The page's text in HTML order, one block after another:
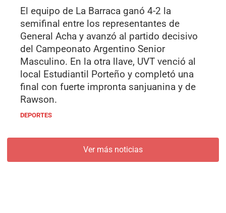
El equipo de La Barraca ganó 4-2 la
semifinal entre los representantes de
General Acha y avanzó al partido decisivo
del Campeonato Argentino Senior
Masculino. En la otra llave, UVT venció al
local Estudiantil Porteño y completó una
final con fuerte impronta sanjuanina y de
Rawson.
DEPORTES
Ver más noticias